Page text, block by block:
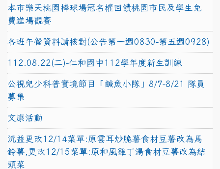
本市樂天桃園棒球場冠名權回饋桃園市民及學生免
費進場觀賽
各班午餐資料請核對(公告第一週0830-第五週0928)
112.08.22(二)-仁和國中112學年度新生訓練
公視兒少科普實境節目「鹹魚小隊」8/7-8/21 隊員
募集
文康活動
沅益更改12/14菜單:原雲耳炒脆薯食材豆薯改為馬
鈴薯,更改12/15菜單:原和風雞丁湯食材豆薯改為結
頭菜